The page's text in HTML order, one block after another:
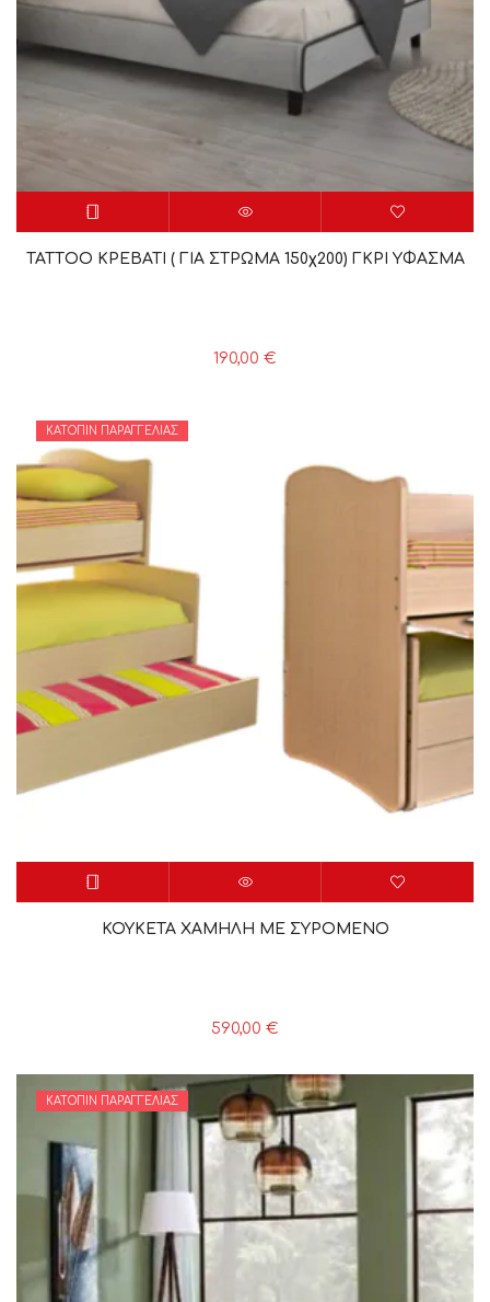
TATTΟΟ ΚΡΕΒΑΤΙ ( ΓΙΑ ΣΤΡΩΜΑ 150χ200) ΓΚΡΙ ΥΦΑΣΜΑ
190,00 €
ΚΑΤΌΠΙΝ ΠΑΡΑΓΓΕΛΊΑΣ
ΚΟΥΚΕΤΑ ΧΑΜΗΛΗ ΜΕ ΣΥΡΟΜΕΝΟ
590,00 €
ΚΑΤΌΠΙΝ ΠΑΡΑΓΓΕΛΊΑΣ